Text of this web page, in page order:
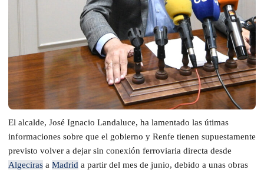
El alcalde, José Ignacio Landaluce, ha lamentado las útimas
informaciones sobre que el gobierno y Renfe tienen supuestamente
previsto volver a dejar sin conexión ferroviaria directa desde
Algeciras a Madrid a partir del mes de junio, debido a unas obras